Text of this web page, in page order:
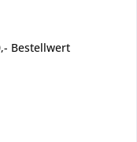
Bestellwert